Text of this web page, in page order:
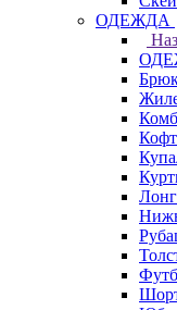
ОДЕЖДА